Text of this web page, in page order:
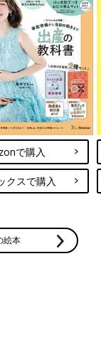
で購入
クスで購入
絵本